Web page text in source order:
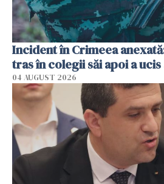
Incident în Crimeea
tras în colegii săi apoi a
04 AUGUST 2026